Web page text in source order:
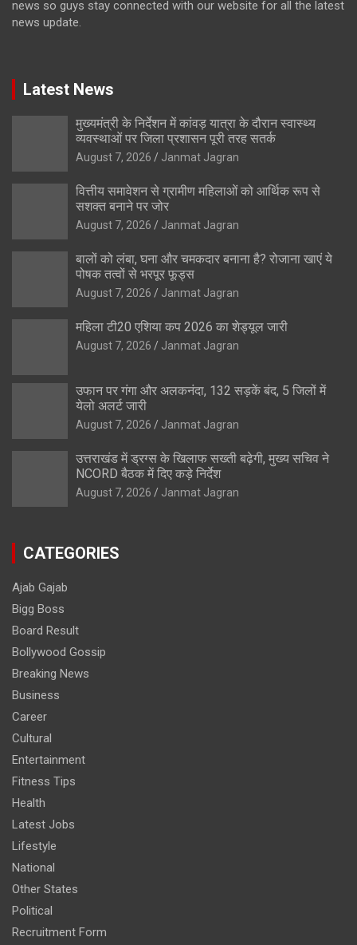
news so guys stay connected with our website for all the latest
news update.
Latest News
मुख्यमंत्री के निर्देशन में कांवड़ यात्रा के दौरान स्वास्थ्य
व्यवस्थाओं पर जिला प्रशासन पूरी तरह सतर्क
August 7, 2026 Janmat Jagran
वित्तीय समावेशन से ग्रामीण महिलाओं को आर्थिक रूप से
सशक्त बनाने पर जोर
August 7, 2026 Janmat Jagran
बालों को लंबा, घना और चमकदार बनाना है? रोजाना खाएं ये
पोषक तत्वों से भरपूर फूड्स
August 7, 2026 Janmat Jagran
महिला टी20 एशिया कप 2026 का शेड्यूल जारी
August 7, 2026 Janmat Jagran
उफान पर गंगा और अलकनंदा, 132 सड़कें बंद, 5 जिलों में
येलो अलर्ट जारी
August 7, 2026 Janmat Jagran
उत्तराखंड में ड्रग्स के खिलाफ सख्ती बढ़ेगी, मुख्य सचिव ने
NCORD बैठक में दिए कड़े निर्देश
August 7, 2026 Janmat Jagran
CATEGORIES
Ajab Gajab
Bigg Boss
Board Result
Bollywood Gossip
Breaking News
Business
Career
Cultural
Entertainment
Fitness Tips
Health
Latest Jobs
Lifestyle
National
Other States
Political
Recruitment Form